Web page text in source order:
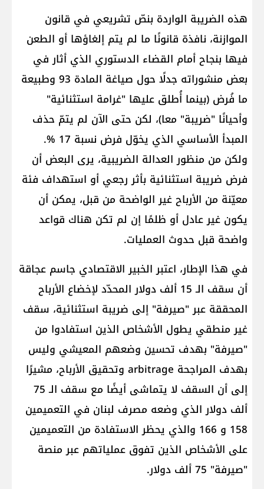
هذه الضريبة الواردة بنصّ تشريعي في قانون
الموازنة، نافذة قانونًا ما لم يتم إلغاؤها أو الطعن
فيها بنجاح أمام القضاء الدستوري الذي أثار في
بعض منشوراته جدلًا حول صياغة المادة 93 وطبيعة
ما فُرض (بينما أُطلق عليها "غرامة استثنائية"
وأحيانًا "ضريبة" معا)، لكن حتى الآن لم يتمّ حذف
المبدأ الأساسي الذي يخوّل فرض نسبة 17 %.
ولكن من منظور العدالة الضريبية، يرى البعض أن
فرض ضريبة استثنائية بأثر رجعي أو استهداف فئة
معيّنة من الأرباح غير الواضحة من قبل، يمكن أن
يكون غير عادل أو ظلمًا إن لم تكن هناك قواعد
واضحة قبل حدوث العمليات.
في هذا الإطار، اعتبر الخبير الاقتصادي جاسم عجاقة
أن سقف الـ 15 ألف دولار المحدّد لإخضاع الأرباح
المحققة عبر "صيرفة" إلى ضريبة استثنائية، سقف
غير منطقي يطول الأشخاص الذين استفادوا من
"صيرفة" بهدف تحسين وضعهم المعيشي وليس
بهدف المراجحة arbitrage وتحقيق الأرباح، مشيرًا
إلى أن السقف لا يتماشى أيضًا مع سقف الـ 75
ألف دولار الذي وضعه مصرف لبنان في التعميمين
158 و 166 والذي يحظر الاستفادة من التعميمين
على الأشخاص الذين تفوق عملياتهم عبر منصة
"صيرفة" 75 ألف دولار.